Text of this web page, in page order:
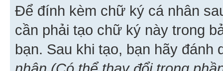
Để đính kèm chữ ký cá nhân
cần phải tạo chữ ký này trong
bạn. Sau khi tạo, bạn hãy